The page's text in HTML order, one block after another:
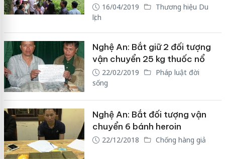
16/04/2019
Thương hiệu Du
lịch
Nghệ An: Bắt giữ 2 đối tượng
vận chuyển 25 kg thuốc nổ
22/02/2019
Pháp luật đời
sống
Nghệ An: Bắt đối tượng vận
chuyển 6 bánh heroin
22/12/2018 Chống hàng giả